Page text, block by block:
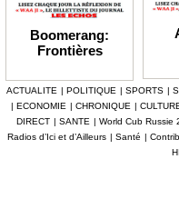
Boomerang:
Frontières
ACTUALITE | POLITIQUE | SPORTS |
| ECONOMIE | CHRONIQUE |
DIRECT | SANTE | World Cub Russie
Radios d’Ici et d’Ailleurs | Santé |